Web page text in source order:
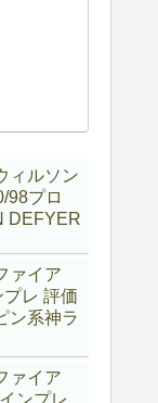
ィルソン
98プロ
DEFYER
ァイア
レ 評価
ン系神ラ
ァイア
ンプレ